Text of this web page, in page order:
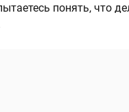
понять, что